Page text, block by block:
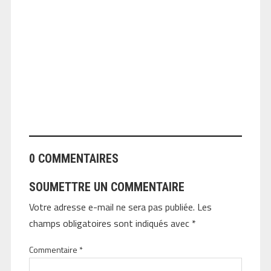
0 COMMENTAIRES
SOUMETTRE UN COMMENTAIRE
Votre adresse e-mail ne sera pas publiée. Les
champs obligatoires sont indiqués avec *
Commentaire *